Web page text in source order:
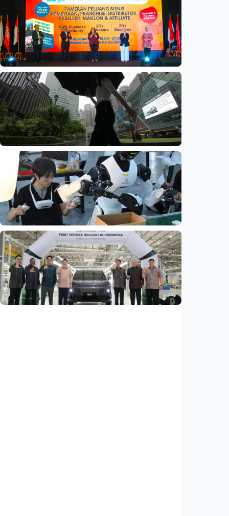
Ekonomi
Mau buka usaha? 100+ ‘brand’ hadir di IBOS
EXPO 2026 Bekasi
Indonesia•09 Aug 2026
Ekonomi
Biaya usaha naik, perusahaan Singapura
justru lirik Indonesia untuk perluas bisnis
Indonesia•07 Aug 2026
Ekonomi
Fokus Berita – Dari Kereta Cepat Jakarta-
Bandung hingga AI, ini alasan citra China
menguat di dunia
Indonesia •07 Aug 2026